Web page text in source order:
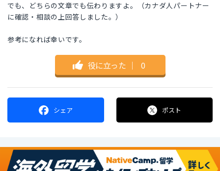
でも、どちらの文章でも伝わりますよ。（カナダ人パートナー
に確認・相談の上回答しました。）
参考になれば幸いです。
役に立った ｜ 0
シェア ポスト